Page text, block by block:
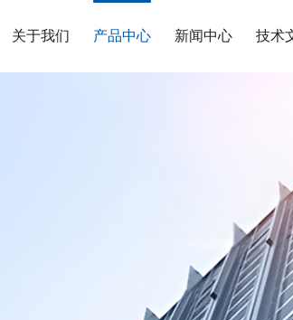
关于我们 产品中心 新闻中心 技术